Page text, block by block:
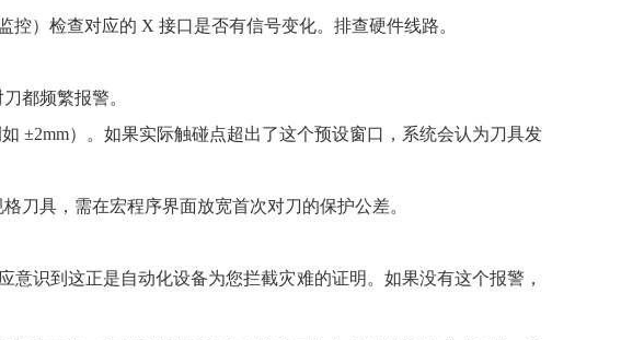
）检查对应的 X 接口是否有信号变化。排查硬件线路。
都频繁报警。
±2mm）。如果实际触碰点超出了这个预设窗口，系统会认为刀具发
刀具，需在宏程序界面放宽首次对刀的保护公差。
识到这正是自动化设备为您拦截灾难的证明。如果没有这个报警，